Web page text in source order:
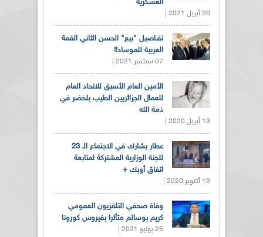
العسكرية
20 أبريل 2021 |
تفـاصيل "بيع" الحسن الثاني القمة
العربية للموساد!!
07 سبتمبر 2021 |
الأمين العام الأسبق للاتحاد العام
للعمال الجزائريين الطيب بلخضر في
ذمة الله
13 أبريل 2020 |
عطار يشارك في الاجتماع الـ 23
للجنة الوزارية المشتركة لمتابعة
اتفاق أوبك +
19 أكتوبر 2020 |
وفاة صحفي التلفزيون العمومي
كريم بوسالم متأثرا بفيروس كورونا
25 يوليو 2021 |